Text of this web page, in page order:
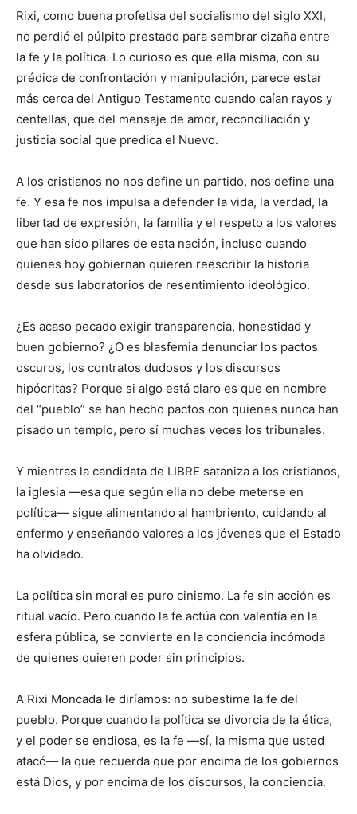
Rixi, como buena profetisa del socialismo del siglo XXI,
no perdió el púlpito prestado para sembrar cizaña entre
la fe y la política. Lo curioso es que ella misma, con su
prédica de confrontación y manipulación, parece estar
más cerca del Antiguo Testamento cuando caían rayos y
centellas, que del mensaje de amor, reconciliación y
justicia social que predica el Nuevo.
A los cristianos no nos define un partido, nos define una
fe. Y esa fe nos impulsa a defender la vida, la verdad, la
libertad de expresión, la familia y el respeto a los valores
que han sido pilares de esta nación, incluso cuando
quienes hoy gobiernan quieren reescribir la historia
desde sus laboratorios de resentimiento ideológico.
¿Es acaso pecado exigir transparencia, honestidad y
buen gobierno? ¿O es blasfemia denunciar los pactos
oscuros, los contratos dudosos y los discursos
hipócritas? Porque si algo está claro es que en nombre
del “pueblo” se han hecho pactos con quienes nunca han
pisado un templo, pero sí muchas veces los tribunales.
Y mientras la candidata de LIBRE sataniza a los cristianos,
la iglesia —esa que según ella no debe meterse en
política— sigue alimentando al hambriento, cuidando al
enfermo y enseñando valores a los jóvenes que el Estado
ha olvidado.
La política sin moral es puro cinismo. La fe sin acción es
ritual vacío. Pero cuando la fe actúa con valentía en la
esfera pública, se convierte en la conciencia incómoda
de quienes quieren poder sin principios.
A Rixi Moncada le diríamos: no subestime la fe del
pueblo. Porque cuando la política se divorcia de la ética,
y el poder se endiosa, es la fe —sí, la misma que usted
atacó— la que recuerda que por encima de los gobiernos
está Dios, y por encima de los discursos, la conciencia.